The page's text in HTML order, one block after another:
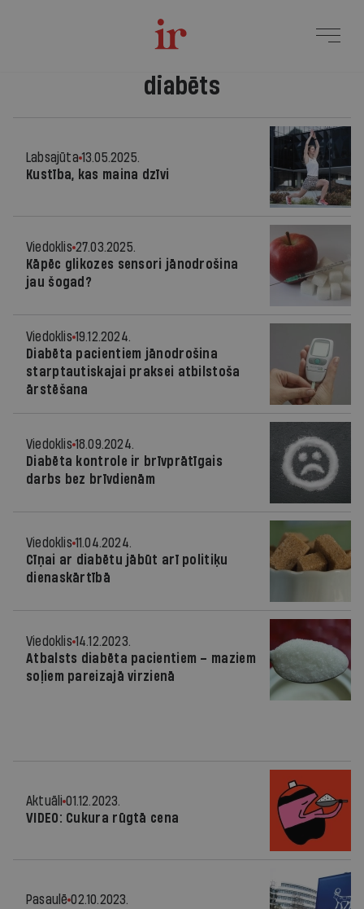
diabēts
Labsajūta 13.05.2025.
Kustība, kas maina dzīvi
Viedoklis 27.03.2025.
Kāpēc glikozes sensori jānodrošina
jau šogad?
Viedoklis 19.12.2024.
Diabēta pacientiem jānodrošina
starptautiskajai praksei atbilstoša
ārstēšana
Viedoklis 18.09.2024.
Diabēta kontrole ir brīvprātīgais
darbs bez brīvdienām
Viedoklis 11.04.2024.
Cīņai ar diabētu jābūt arī politiķu
dienaskārtībā
Viedoklis 14.12.2023.
Atbalsts diabēta pacientiem – maziem
soļiem pareizajā virzienā
Aktuāli 01.12.2023.
VIDEO: Cukura rūgtā cena
Pasaulē 02.10.2023.